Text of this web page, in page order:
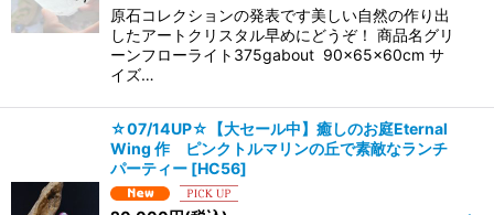
原石コレクションの発表です美しい自然の作り出
したアートクリスタル早めにどうぞ！ 商品名グリ
ーンフローライト375gabout 90×65×60cm サ
イズ…
☆07/14UP☆【大セール中】癒しのお庭Eternal
Wing 作 ピンクトルマリンの丘で素敵なランチ
パーティー [HC56]